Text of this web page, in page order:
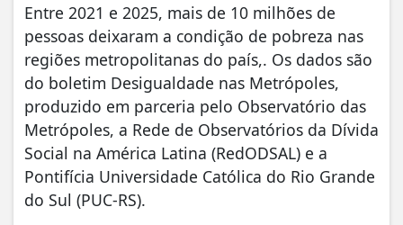
Entre 2021 e 2025, mais de 10 milhões de
pessoas deixaram a condição de pobreza nas
regiões metropolitanas do país,. Os dados são
do boletim Desigualdade nas Metrópoles,
produzido em parceria pelo Observatório das
Metrópoles, a Rede de Observatórios da Dívida
Social na América Latina (RedODSAL) e a
Pontifícia Universidade Católica do Rio Grande
do Sul (PUC-RS).